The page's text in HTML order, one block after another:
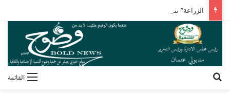
القائمة